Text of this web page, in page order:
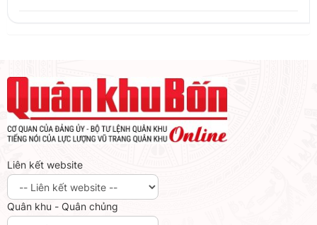
Liên kết website
Quân khu - Quân chủng